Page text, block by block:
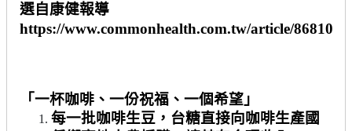
選自康健報導
https://www.commonhealth.com.tw/article/86810
「一杯咖啡、一份祝福、一個希望」
每一批咖啡生豆，台糖直接向咖啡生產國